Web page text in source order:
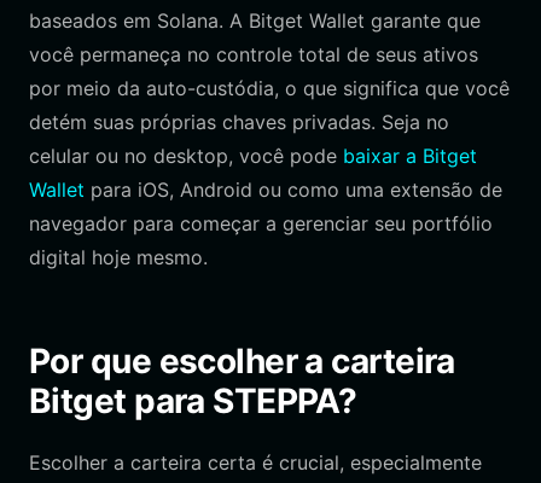
baseados em Solana. A Bitget Wallet garante que
você permaneça no controle total de seus ativos
por meio da auto-custódia, o que significa que você
detém suas próprias chaves privadas. Seja no
celular ou no desktop, você pode baixar a Bitget
Wallet para iOS, Android ou como uma extensão de
navegador para começar a gerenciar seu portfólio
digital hoje mesmo.
Por que escolher a carteira
Bitget para STEPPA?
Escolher a carteira certa é crucial, especialmente